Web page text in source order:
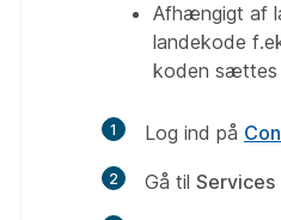
Afhængigt af
landekode
koden sættes
1 Log ind på
2 Gå til Services